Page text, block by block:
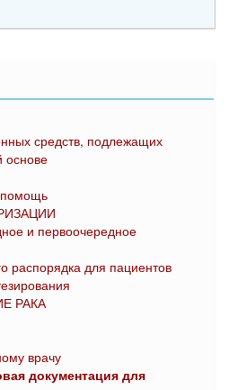
средств, подлежащих
основе
помощь
и первоочередное
распорядка для пациентов
РАКА
врачу
документация для